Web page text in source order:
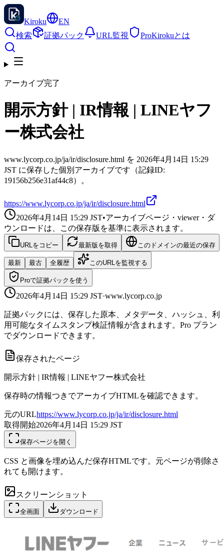
Kiroku
EN
検索
証拠パック URL監視 ProKirokuとは
アーカイブ完了
開示方針 | IR情報 | LINEヤフ
ー株式会社
www.lycorp.co.jp/ja/ir/disclosure.html を 2026年4月14日 15:29
JST に保存した個別アーカイブです（記録ID:
19156b256e31af44c8）。
https://www.lycorp.co.jp/ja/ir/disclosure.html
2026年4月14日 15:29 JST•アーカイブページ・viewer・ダ
ウンロードは、この保存版を基準に表示されます。
URLをコピー 最新版を取得 このドメインの最近の保存
最新 最古 全履歴 このURLを監視する
Proで証拠パックを使う
2026年4月14日 15:29 JST·www.lycorp.co.jp
証拠パックには、保存した原本、メタデータ、ハッシュ、利
用可能なタイムスタンプ検証情報が含まれます。Pro プラン
でダウンロードできます。
保存されたページ
開示方針 | IR情報 | LINEヤフー株式会社
保存時の情報つきでアーカイブHTMLを確認できます。
元のURLhttps://www.lycorp.co.jp/ja/ir/disclosure.html
取得開始2026年4月14日 15:29 JST
保存ページを開く
CSS と画像を埋め込んだ保存HTMLです。元ページが削除さ
れても開けます。
スクリーンショット
全画面 ダウンロード